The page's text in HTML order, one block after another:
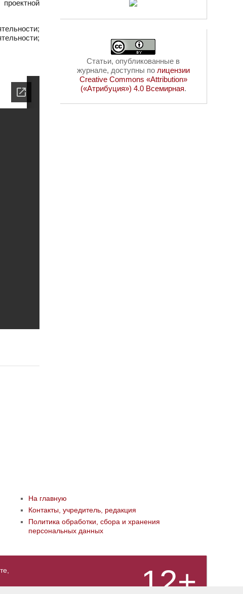
Статьи, опубликованные в
журнале, доступны по лицензии
Creative Commons «Attribution»
(«Атрибуция») 4.0 Всемирная.
На главную
Контакты, учредитель, редакция
Политика обработки, сбора и хранения
персональных данных
12+